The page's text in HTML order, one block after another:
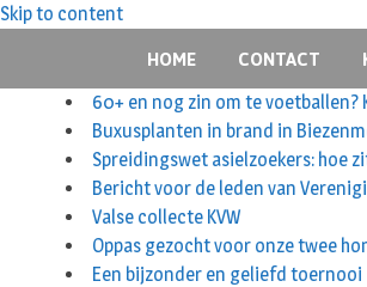
Skip to content
HOME CONTACT
60+ en nog zin om te voetballen?
Buxusplanten in brand in
Spreidingswet asielzoekers: hoe
Bericht voor de leden van
Valse collecte KVW
Oppas gezocht voor onze twee
Een bijzonder en geliefd toernooi